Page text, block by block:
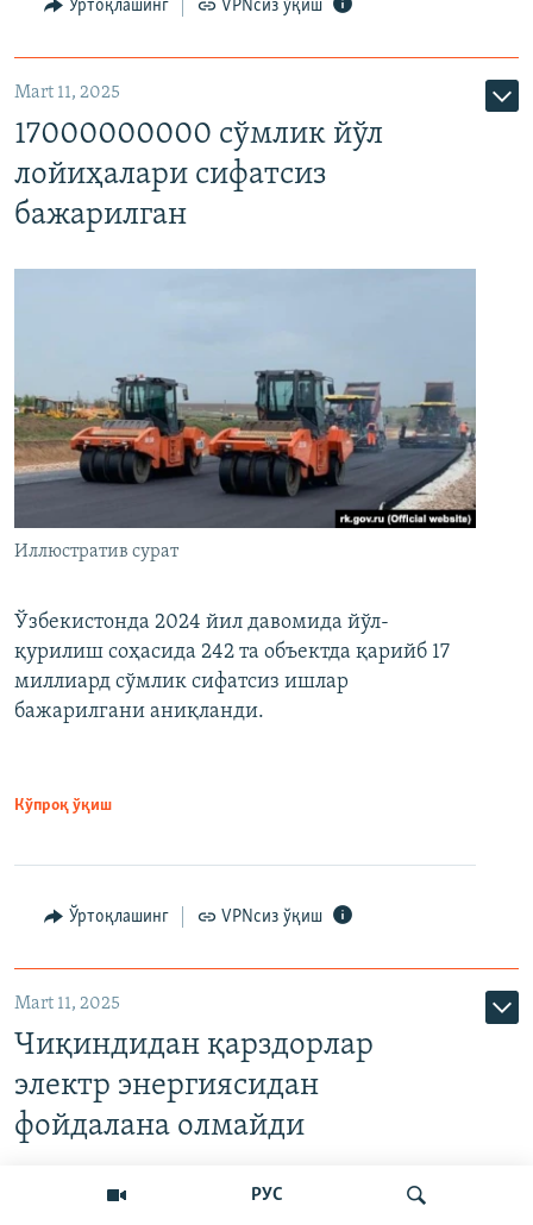
РУС
Ўртоқлашинг VPNсиз ўқиш
Mart 11, 2025
17000000000 сўмлик йўл
лойиҳалари сифатсиз
бажарилган
Иллюстратив сурат
Ўзбекистонда 2024 йил давомида йўл-
қурилиш соҳасида 242 та объектда қарийб 17
миллиард сўмлик сифатсиз ишлар
бажарилгани аниқланди.
Кўпроқ ўқиш
Ўртоқлашинг VPNсиз ўқиш
Mart 11, 2025
Чиқиндидан қарздорлар
электр энергиясидан
фойдалана олмайди